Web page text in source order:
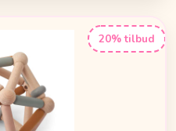
20% tilbud